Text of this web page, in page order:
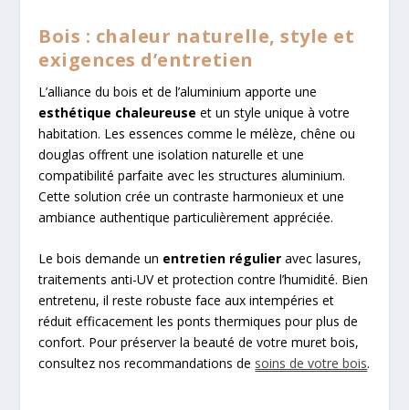
Bois : chaleur naturelle, style et
exigences d’entretien
L’alliance du bois et de l’aluminium apporte une
esthétique chaleureuse et un style unique à votre
habitation. Les essences comme le mélèze, chêne ou
douglas offrent une isolation naturelle et une
compatibilité parfaite avec les structures aluminium.
Cette solution crée un contraste harmonieux et une
ambiance authentique particulièrement appréciée.
Le bois demande un entretien régulier avec lasures,
traitements anti-UV et protection contre l’humidité. Bien
entretenu, il reste robuste face aux intempéries et
réduit efficacement les ponts thermiques pour plus de
confort. Pour préserver la beauté de votre muret bois,
consultez nos recommandations de soins de votre bois.